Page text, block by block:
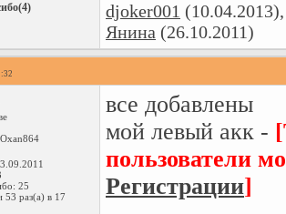
djoker001
Янина (26.10.2011)
25
53 раз(а) в 17
все добавлены
мой левый акк -
пользователи
Регистрации]